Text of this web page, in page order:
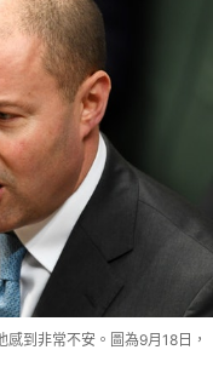
到非常不安。圖為9月18日，